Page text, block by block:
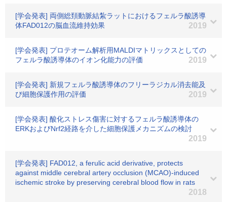
[学会発表] 両側総頚動脈結紮ラットにおけるフェルラ酸誘導
体FAD012の脳血流維持効果
2019
[学会発表] プロテオーム解析用MALDIマトリックスとしての
フェルラ酸誘導体のイオン化能力の評価
2019
[学会発表] 新規フェルラ酸誘導体のフリーラジカル消去能及
び細胞保護作用の評価
2019
[学会発表] 酸化ストレス傷害に対するフェルラ酸誘導体の
ERKおよびNrf2経路を介した細胞保護メカニズムの検討
2019
[学会発表] FAD012, a ferulic acid derivative, protects
against middle cerebral artery occlusion (MCAO)-induced
ischemic stroke by preserving cerebral blood flow in rats
2018